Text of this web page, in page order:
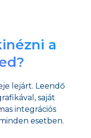
a
lejárt. Leendő
saját
integrációs
esetben.